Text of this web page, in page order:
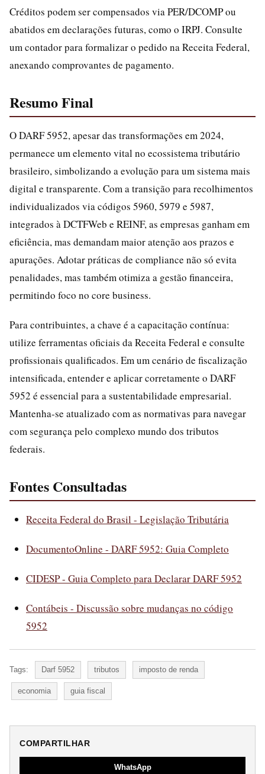
Créditos podem ser compensados via PER/DCOMP ou
abatidos em declarações futuras, como o IRPJ. Consulte
um contador para formalizar o pedido na Receita Federal,
anexando comprovantes de pagamento.
Resumo Final
O DARF 5952, apesar das transformações em 2024,
permanece um elemento vital no ecossistema tributário
brasileiro, simbolizando a evolução para um sistema mais
digital e transparente. Com a transição para recolhimentos
individualizados via códigos 5960, 5979 e 5987,
integrados à DCTFWeb e REINF, as empresas ganham em
eficiência, mas demandam maior atenção aos prazos e
apurações. Adotar práticas de compliance não só evita
penalidades, mas também otimiza a gestão financeira,
permitindo foco no core business.
Para contribuintes, a chave é a capacitação contínua:
utilize ferramentas oficiais da Receita Federal e consulte
profissionais qualificados. Em um cenário de fiscalização
intensificada, entender e aplicar corretamente o DARF
5952 é essencial para a sustentabilidade empresarial.
Mantenha-se atualizado com as normativas para navegar
com segurança pelo complexo mundo dos tributos
federais.
Fontes Consultadas
Receita Federal do Brasil - Legislação Tributária
DocumentoOnline - DARF 5952: Guia Completo
CIDESP - Guia Completo para Declarar DARF 5952
Contábeis - Discussão sobre mudanças no código
5952
Tags: Darf 5952 tributos imposto de renda
economia guia fiscal
COMPARTILHAR
WhatsApp